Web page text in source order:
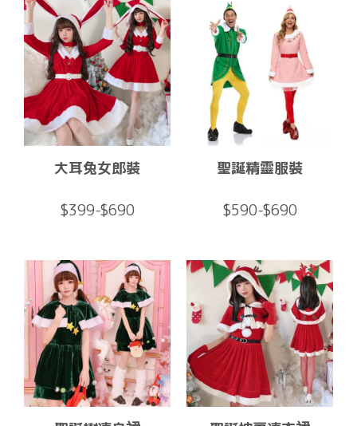
大耳兔女郎裝
$399-$690
聖誕精靈服裝
$590-$690